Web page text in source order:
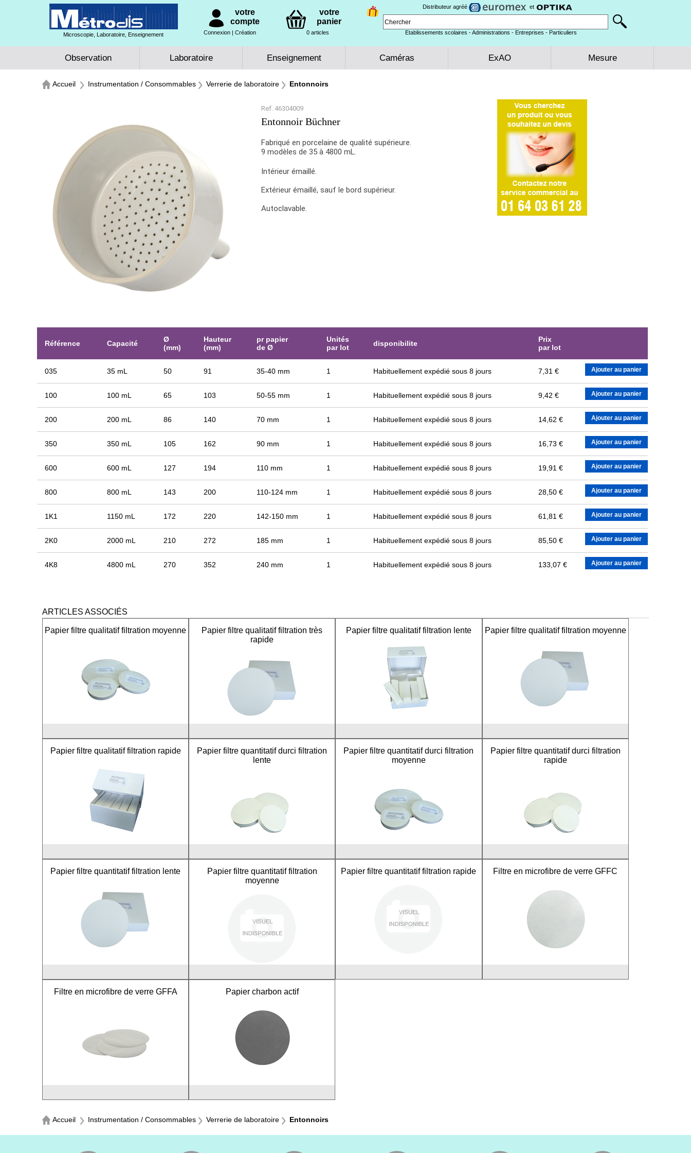
Microscopie, Laboratoire, Enseignement
votre
compte
Connexion | Création
votre
panier
0 articles
Distributeur agréé et
Etablissements scolaires - Administrations - Entreprises - Particuliers
Observation Laboratoire Enseignement Caméras ExAO Mesure
Accueil Instrumentation / Consommables Verrerie de laboratoire Entonnoirs
Ref. 46304009
Entonnoir Büchner
Fabriqué en porcelaine de qualité supérieure.
9 modèles de 35 à 4800 mL.
Intérieur émaillé.
Extérieur émaillé, sauf le bord supérieur.
Autoclavable.
Référence Capacité
Ø
(mm)
Hauteur
(mm)
pr papier
de Ø
Unités
par lot
disponibilite
Prix
par lot
035 35 mL 50 91 35-40 mm 1 Habituellement expédié sous 8 jours 7,31 € Ajouter au panier
100 100 mL 65 103 50-55 mm 1 Habituellement expédié sous 8 jours 9,42 € Ajouter au panier
200 200 mL 86 140 70 mm 1 Habituellement expédié sous 8 jours 14,62 € Ajouter au panier
350 350 mL 105 162 90 mm 1 Habituellement expédié sous 8 jours 16,73 € Ajouter au panier
600 600 mL 127 194 110 mm 1 Habituellement expédié sous 8 jours 19,91 € Ajouter au panier
800 800 mL 143 200 110-124 mm 1 Habituellement expédié sous 8 jours 28,50 € Ajouter au panier
1K1 1150 mL 172 220 142-150 mm 1 Habituellement expédié sous 8 jours 61,81 € Ajouter au panier
2K0 2000 mL 210 272 185 mm 1 Habituellement expédié sous 8 jours 85,50 € Ajouter au panier
4K8 4800 mL 270 352 240 mm 1 Habituellement expédié sous 8 jours 133,07 € Ajouter au panier
ARTICLES ASSOCIÉS
Papier filtre qualitatif filtration moyenne
Papier filtre qualitatif filtration très
rapide
Papier filtre qualitatif filtration lente Papier filtre qualitatif filtration moyenne
Papier filtre qualitatif filtration rapide
Papier filtre quantitatif durci filtration
lente
Papier filtre quantitatif durci filtration
moyenne
Papier filtre quantitatif durci filtration
rapide
Papier filtre quantitatif filtration lente
Papier filtre quantitatif filtration
moyenne
Papier filtre quantitatif filtration rapide Filtre en microfibre de verre GFFC
Filtre en microfibre de verre GFFA Papier charbon actif
Accueil Instrumentation / Consommables Verrerie de laboratoire Entonnoirs